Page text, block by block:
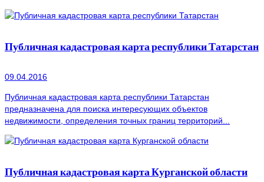
Публичная кадастровая карта республики Татарстан
09.04.2016
Публичная кадастровая карта республики Татарстан
предназначена для поиска интересующих объектов
недвижимости, определения точных границ территорий...
Публичная кадастровая карта Курганской области